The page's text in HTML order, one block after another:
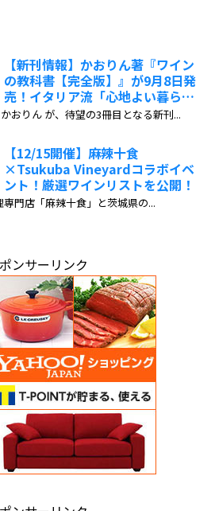
【新刊情報】かおりん著『ワイン
の教科書【完全版】』が9月8日発
売！イタリア流「心地よい暮らし
方」を紹介
おりん が、待望の3冊目となる新刊...
【12/15開催】麻辣十食
×Tsukuba Vineyardコラボイベ
ント！厳選ワインリストを公開！
門店「麻辣十食」と茨城県の...
ンサーリンク